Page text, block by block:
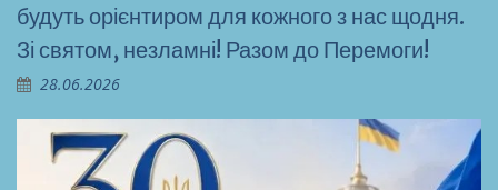
будуть орієнтиром для кожного з нас щодня.
Зі святом, незламні! Разом до Перемоги!
28.06.2026